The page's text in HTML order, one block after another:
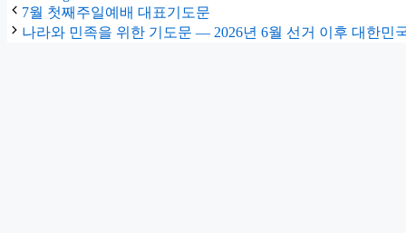
7월 첫째주일예배 대표기도문
나라와 민족을 위한 기도문 — 2026년 6월 선거 이후 대한민